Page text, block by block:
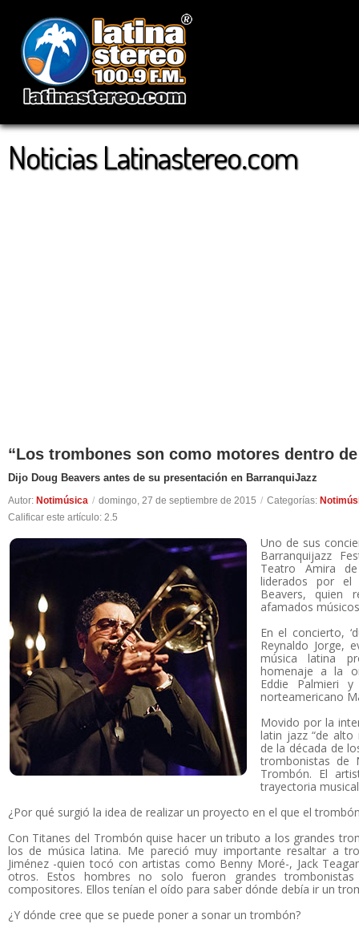
Noticias Latinastereo.com
“Los trombones son como motores dentro
Dijo Doug Beavers antes de su presentación en BarranquiJazz
Autor: Notimúsica / domingo, 27 de septiembre de 2015 / Categorías:
Calificar este artículo: 2.5
Uno de sus
Barranquijazz
Teatro Amira
liderados por el
Beavers, quien
afamados
En el concierto,
Reynaldo Jorge,
música latina
homenaje a la
Eddie Palmieri
norteamericano
Movido por la
latin jazz “de alto
de la década de
trombonistas de
Trombón. El
trayectoria
¿Por qué surgió la idea de realizar un proyecto en el que el
Con Titanes del Trombón quise hacer un tributo a los grandes
los de música latina. Me pareció muy importante resaltar a
Jiménez -quien tocó con artistas como Benny Moré-, Jack
otros. Estos hombres no solo fueron grandes
compositores. Ellos tenían el oído para saber dónde debía ir un
¿Y dónde cree que se puede poner a sonar un trombón?